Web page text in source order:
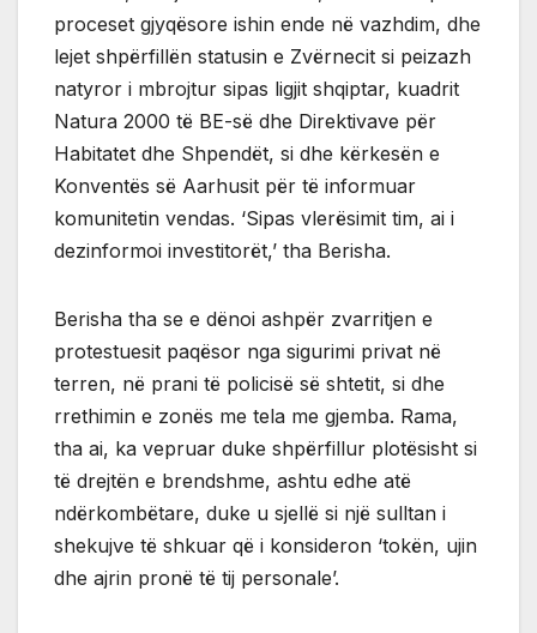
proceset gjyqësore ishin ende në vazhdim, dhe
lejet shpërfillën statusin e Zvërnecit si peizazh
natyror i mbrojtur sipas ligjit shqiptar, kuadrit
Natura 2000 të BE-së dhe Direktivave për
Habitatet dhe Shpendët, si dhe kërkesën e
Konventës së Aarhusit për të informuar
komunitetin vendas. ‘Sipas vlerësimit tim, ai i
dezinformoi investitorët,’ tha Berisha.
Berisha tha se e dënoi ashpër zvarritjen e
protestuesit paqësor nga sigurimi privat në
terren, në prani të policisë së shtetit, si dhe
rrethimin e zonës me tela me gjemba. Rama,
tha ai, ka vepruar duke shpërfillur plotësisht si
të drejtën e brendshme, ashtu edhe atë
ndërkombëtare, duke u sjellë si një sulltan i
shekujve të shkuar që i konsideron ‘tokën, ujin
dhe ajrin pronë të tij personale’.